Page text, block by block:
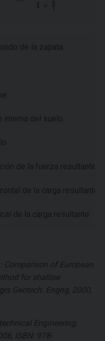
de la zapata
interna del suelo
de la fuerza resultante
de la carga resultante
de la carga resultante
Comparison of European
for shallow
Geotech. Engng, 2000,
Engineering,
ISBN: 978-